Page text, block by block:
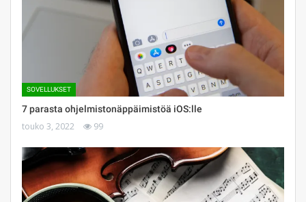
SOVELLUKSET
7 parasta ohjelmistonäppäimistöä iOS:lle
touko 3, 2022 99